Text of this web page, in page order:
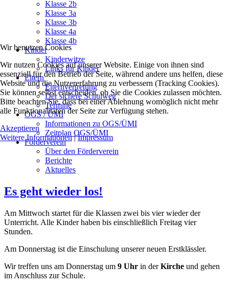
Klasse 2b
Klasse 3a
Klasse 3b
Klasse 4a
Klasse 4b
Kinder
Kinderwitze
Links für Kinder
Eltern
Elternvertretung
Der sichere Schulweg
Termine
OGS / ÜMI
Informationen zu OGS/ÜMI
Zeitplan OGS/ÜMI
Förderverein
Über den Förderverein
Berichte
Aktuelles
Es geht wieder los!
Am Mittwoch startet für die Klassen zwei bis vier wieder der
Unterricht. Alle Kinder haben bis einschließlich Freitag vier
Stunden.
Am Donnerstag ist die Einschulung unserer neuen Erstklässler.
Wir treffen uns am Donnerstag um 9 Uhr in derKirche und gehen
im Anschluss zur Schule.
Wir benutzen Cookies
Wir nutzen Cookies auf unserer Website. Einige von ihnen sind
essenziell für den Betrieb der Seite, während andere uns helfen, diese
Website und die Nutzererfahrung zu verbessern (Tracking Cookies).
Sie können selbst entscheiden, ob Sie die Cookies zulassen möchten.
Bitte beachten Sie, dass bei einer Ablehnung womöglich nicht mehr
alle Funktionalitäten der Seite zur Verfügung stehen.
Akzeptieren
Weitere Informationen|Impressum